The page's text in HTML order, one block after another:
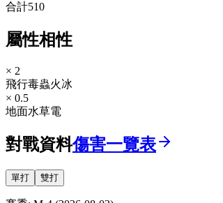
合計510
屬性相性
× 2
飛行毒蟲火冰
× 0.5
地面水草電
對戰資料傷害一覽表
單打 雙打